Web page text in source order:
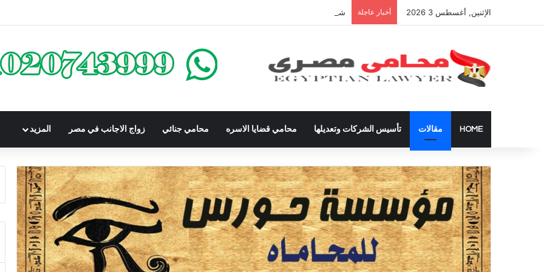
الإثنين, أغسطس 3 2026 أخبار عاجلة شراء العقارات داخل الكومباوندات تحت الإنشاء | أهم البنود التي تحمي المشتري في القانون المصري
HOME مقالات تأسيس الشركات وتعديلها محامي قضايا الاسره محامي جنائي زواج الاجانب في مصر المزيد